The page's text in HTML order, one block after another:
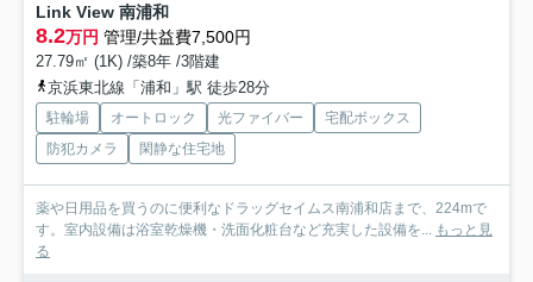
Link View 南浦和
8.2万円 管理/共益費7,500円
27.79㎡ (1K) /築8年 /3階建
京浜東北線「浦和」駅 徒歩28分
駐輪場 オートロック 光ファイバー
宅配ボックス
防犯カメラ
閑静な住宅地
薬や日用品を買うのに便利なドラッグセイムス南浦和店まで、224mで
す。室内設備は浴室乾燥機・洗面化粧台など充実した設備を... もっと見
る